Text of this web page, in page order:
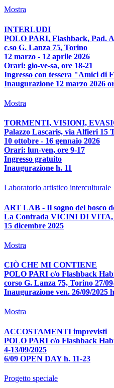
Mostra
INTERLUDI
POLO PARI, Flashback, Pad.
c.so G. Lanza 75, Torino
12 marzo - 12 aprile 2026
Orari: gio-ve-sa, ore 18-21
Ingresso con tessera "Amici di
Inaugurazione 12 marzo 2026
Mostra
TORMENTI, VISIONI,
Palazzo Lascaris, via Alfieri 15
10 ottobre - 16 gennaio 2026
Orari: lun-ven, ore 9-17
Ingresso gratuito
Inaugurazione h. 11
Laboratorio artistico interculturale
ART LAB - Il sogno del bosco
La Contrada VICINI DI VITA,
15 dicembre 2025
Mostra
CIÒ CHE MI CONTIENE
POLO PARI c/o Flashback
corso G. Lanza 75, Torino 27/
Inaugurazione ven. 26/09/2025
Mostra
ACCOSTAMENTI imprevisti
POLO PARI c/o Flashback
4-13/09/2025
6/09 OPEN DAY h. 11-23
Progetto speciale